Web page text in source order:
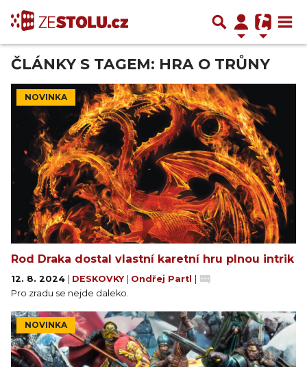
ČLÁNKY S TAGEM: HRA O TRŮNY
NOVINKA
Rod Draka dostal vlastní karetní hru plnou intrik
12. 8. 2024 DESKOVKY Ondřej Partl
Pro zradu se nejde daleko.
NOVINKA